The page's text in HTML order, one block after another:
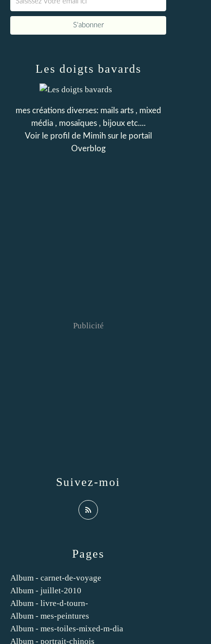
Pages
Album - carnet-de-voyage
Album - juillet-2010
Album - livre-d-tourn-
Album - mes-peintures
Album - mes-toiles-mixed-m-dia
Album - portrait-chinois
Les doigts bavards
mes créations diverses: mails arts , mixed
média , mosaïques , bijoux etc....
Voir le profil de Mimihsur le portail
Overblog
Suivez-moi
Publicité